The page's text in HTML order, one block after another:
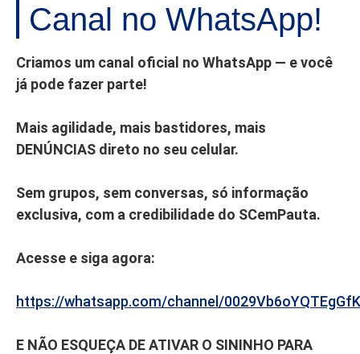
Canal no WhatsApp!
Criamos um canal oficial no WhatsApp — e você
já pode fazer parte!
Mais agilidade, mais bastidores, mais
DENÚNCIAS direto no seu celular.
Sem grupos, sem conversas, só informação
exclusiva, com a credibilidade do SCemPauta.
Acesse e siga agora:
https://whatsapp.com/channel/
E NÃO ESQUEÇA DE ATIVAR O SININHO PARA